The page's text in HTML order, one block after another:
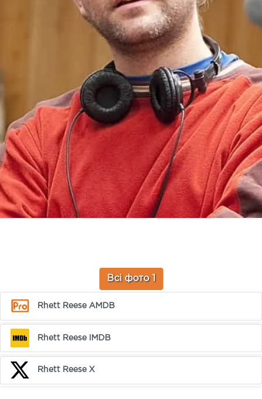
Всі фото 1
Rhett Reese AMDB
Rhett Reese IMDB
Rhett Reese X